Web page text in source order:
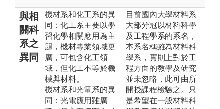
與相
關科
系之
異同
機材系和化工系的異
同：化工系主要以學
習化學相關應用為主
題，機材專業領域更
廣，可包含化工領
域，但化工不等於機
械與材料。
機材系和光電系的異
同：光電應用雖廣
目前國內大學材料系
大部分冠以材料科學
及工程學系的系名，
本系名稱雖為材料科
學系，實則上對於工
程方面的教學及研究
並未忽略，此可由所
開授課程檢驗之。只
是希望在一般材料科